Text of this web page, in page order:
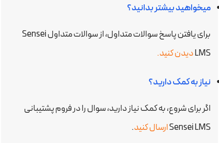
میخواهید بیشتر بدانید؟
برای یافتن پاسخ سوالات متداول، از سوالات متداول Sensei
LMSدیدن کنید.
نیاز به کمک دارید؟
اگر برای شروع، به کمک نیاز دارید، سوال را در فروم پشتیبانی
Sensei LMSارسال کنید.